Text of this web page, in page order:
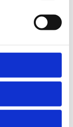
säljare!